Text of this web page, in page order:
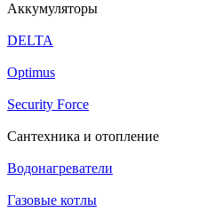
Аккумуляторы
DELTA
Optimus
Security Force
Сантехника и отопление
Водонагреватели
Газовые котлы